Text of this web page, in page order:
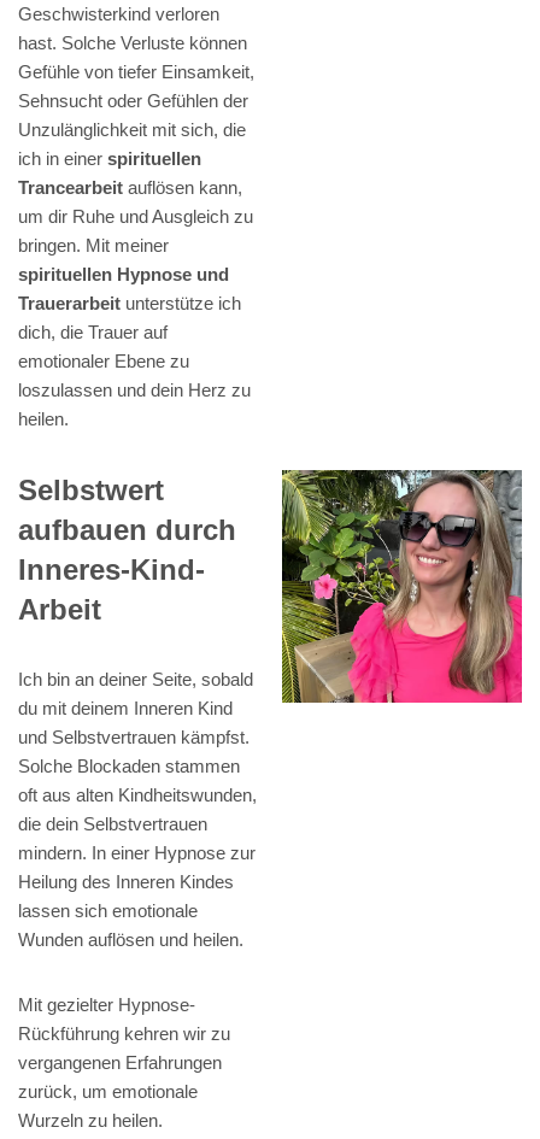
Geschwisterkind verloren
hast. Solche Verluste können
Gefühle von tiefer Einsamkeit,
Sehnsucht oder Gefühlen der
Unzulänglichkeit mit sich, die
ich in einer spirituellen
Trancearbeit auflösen kann,
um dir Ruhe und Ausgleich zu
bringen. Mit meiner
spirituellen Hypnose und
Trauerarbeit unterstütze ich
dich, die Trauer auf
emotionaler Ebene zu
loszulassen und dein Herz zu
heilen.
Selbstwert
aufbauen durch
Inneres-Kind-
Arbeit
Ich bin an deiner Seite, sobald
du mit deinem Inneren Kind
und Selbstvertrauen kämpfst.
Solche Blockaden stammen
oft aus alten Kindheitswunden,
die dein Selbstvertrauen
mindern. In einer Hypnose zur
Heilung des Inneren Kindes
lassen sich emotionale
Wunden auflösen und heilen.
Mit gezielter Hypnose-
Rückführung kehren wir zu
vergangenen Erfahrungen
zurück, um emotionale
Wurzeln zu heilen.